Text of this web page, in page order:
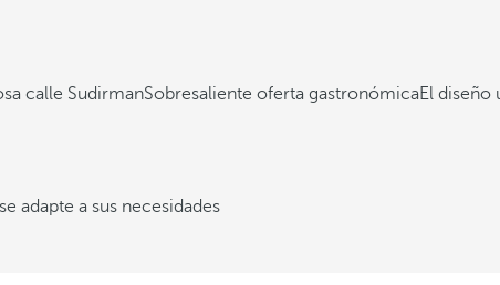
calle SudirmanSobresaliente oferta gastronómicaEl diseño
adapte a sus necesidades